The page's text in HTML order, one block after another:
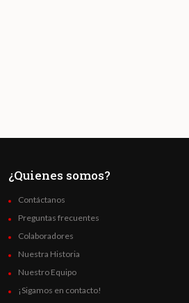
¿Quienes somos?
Contáctanos
Preguntas frecuentes
Colaboradores
Nuestra Historia
Nuestro Equipo
¡Sigamos en contacto!